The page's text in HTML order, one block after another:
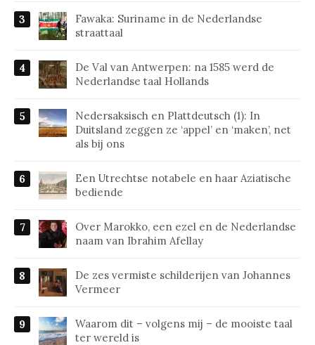
Fawaka: Suriname in de Nederlandse
straattaal
De Val van Antwerpen: na 1585 werd de
Nederlandse taal Hollands
Nedersaksisch en Plattdeutsch (1): In
Duitsland zeggen ze ‘appel’ en ‘maken’, net
als bij ons
Een Utrechtse notabele en haar Aziatische
bediende
Over Marokko, een ezel en de Nederlandse
naam van Ibrahim Afellay
De zes vermiste schilderijen van Johannes
Vermeer
Waarom dit – volgens mij – de mooiste taal
ter wereld is